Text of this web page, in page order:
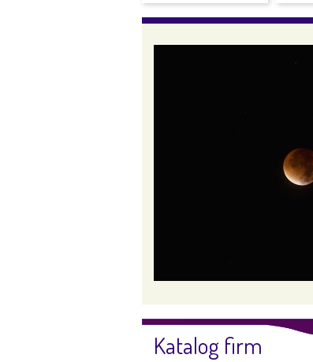
Katalog firm